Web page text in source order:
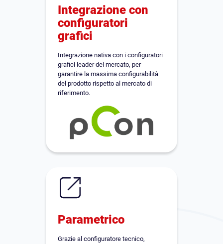
Integrazione con
configuratori
grafici
Integrazione nativa con i configuratori
grafici leader del mercato, per
garantire la massima configurabilità
del prodotto rispetto al mercato di
riferimento.
Parametrico
Grazie al configuratore tecnico,